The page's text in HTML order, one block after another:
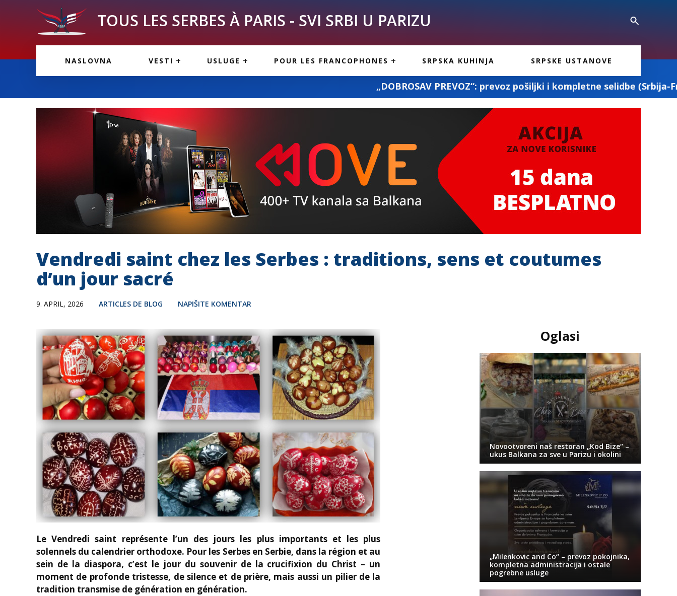
TOUS LES SERBES À PARIS - SVI SRBI U PARIZU
NASLOVNA VESTI USLUGE
INFORMACIJE
POUR LES FRANCOPHONES
PARIS
CUISINE SERBE
SRPSKA KUHINJA SRPSKE USTANOVE
„DOBROSAV PREVOZ“: prevoz pošiljki i kompletne selidbe (Srbija-Francuska-Srbija)
Vendredi saint chez les Serbes : traditions, sens et coutumes
d’un jour sacré
9. APRIL, 2026 ARTICLES DE BLOG NAPIŠITE KOMENTAR
Le Vendredi saint représente l’un des jours les plus importants et les plus
solennels du calendrier orthodoxe. Pour les Serbes en Serbie, dans la région et au
sein de la diaspora, c’est le jour du souvenir de la crucifixion du Christ – un
moment de profonde tristesse, de silence et de prière, mais aussi un pilier de la
tradition transmise de génération en génération.
Oglasi
Novootvoreni naš restoran „Kod Bize“ –
ukus Balkana za sve u Parizu i okolini
„Milenkovic and Co“ – prevoz pokojnika,
kompletna administracija i ostale
pogrebne usluge